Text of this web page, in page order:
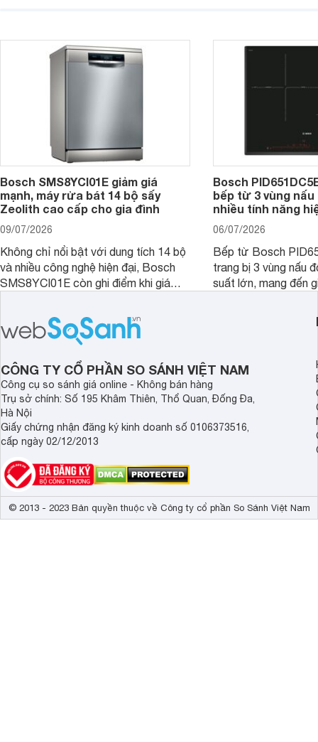
nhiều cửa hàng, đại lý.
mẫu bếp đáp ứng
Bosch SMS8YCI01E giảm giá
mạnh, máy rửa bát 14 bộ sấy
Zeolith cao cấp cho gia đình
09/07/2026
Không chỉ nổi bật với dung tích 14 bộ
và nhiều công nghệ hiện đại, Bosch
SMS8YCI01E còn ghi điểm khi giá
thời điểm mới mở bán, mang lại tỷ lệ
giá trị/chi phí hấp dẫn hơn cho người
dùng đang tìm kiếm một mẫu máy rửa
bát cao cấp.
Bosch
bếp từ 3 vùng
nhiều tính năng
06/07/2026
Bếp từ Bosch
trang bị 3 vùng nấu
suất lớn, mang đến
CÔNG TY CỔ PHẦN SO SÁNH VIỆT NAM
Công cụ so sánh giá online - Không bán hàng
Trụ sở chính: Số 195 Khâm Thiên, Thổ Quan, Đống Đa,
Hà Nội
Giấy chứng nhận đăng ký kinh doanh số 0106373516,
cấp ngày 02/12/2013
© 2013 - 2023 Bản quyền thuộc về Công ty cổ phần So Sánh Việt Nam